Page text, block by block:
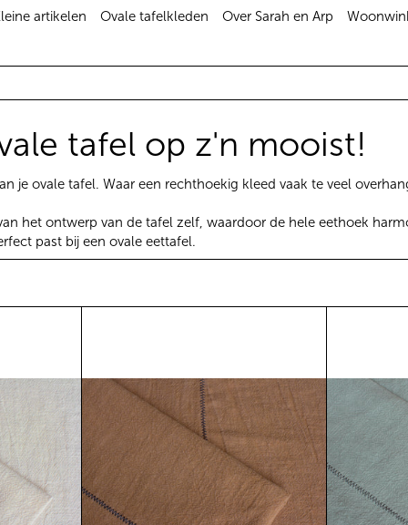
artikelen Ovale tafelkleden Over Sarah en Arp
tafel op z'n mooist!
je ovale tafel. Waar een rechthoekig kleed vaak te veel
het ontwerp van de tafel zelf, waardoor de hele eethoek
past bij een ovale eettafel.